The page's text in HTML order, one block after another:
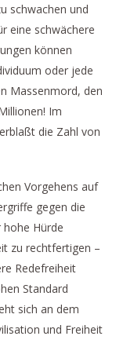
schwachen und
eine schwächere
können
oder jede
Massenmord, den
Im
die Zahl von
Vorgehens auf
gegen die
hohe Hürde
zu rechtfertigen –
Redefreiheit
Standard
sich an dem
und Freiheit